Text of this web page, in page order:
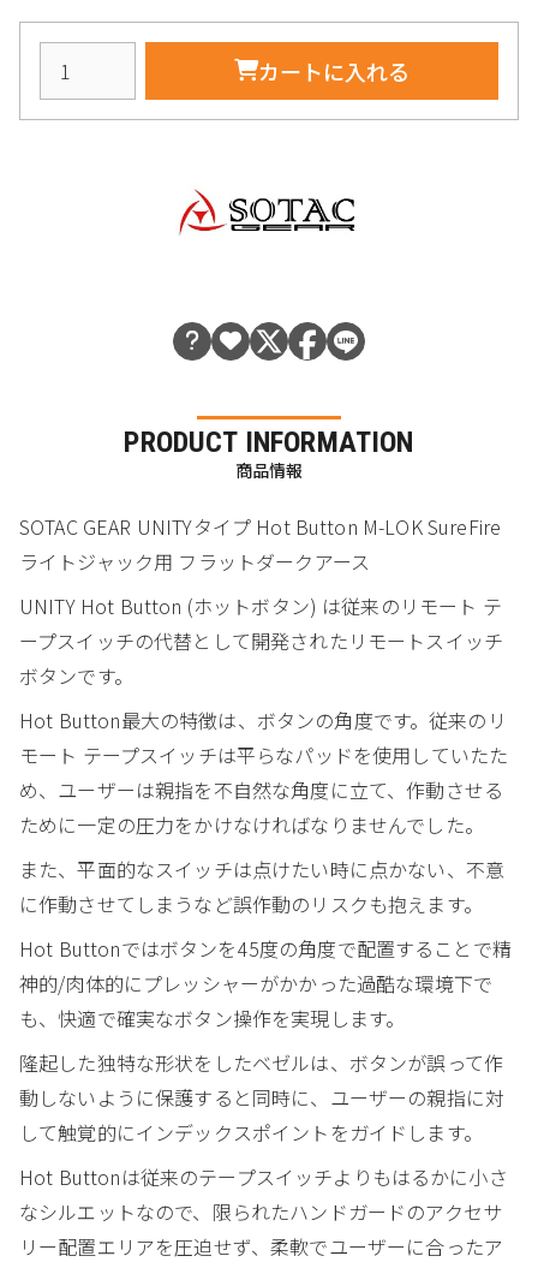
カートに入れる
PRODUCT INFORMATION
商品情報
SOTAC GEAR UNITYタイプ Hot Button M-LOK SureFire
ライトジャック用 フラットダークアース
UNITY Hot Button (ホットボタン) は従来のリモート テ
ープスイッチの代替として開発されたリモートスイッチ
ボタンです。
Hot Button最大の特徴は、ボタンの角度です。従来のリ
モート テープスイッチは平らなパッドを使用していたた
め、ユーザーは親指を不自然な角度に立て、作動させる
ために一定の圧力をかけなければなりませんでした。
また、平面的なスイッチは点けたい時に点かない、不意
に作動させてしまうなど誤作動のリスクも抱えます。
Hot Buttonではボタンを45度の角度で配置することで精
神的/肉体的にプレッシャーがかかった過酷な環境下で
も、快適で確実なボタン操作を実現します。
隆起した独特な形状をしたベゼルは、ボタンが誤って作
動しないように保護すると同時に、ユーザーの親指に対
して触覚的にインデックスポイントをガイドします。
Hot Buttonは従来のテープスイッチよりもはるかに小さ
なシルエットなので、限られたハンドガードのアクセサ
リー配置エリアを圧迫せず、柔軟でユーザーに合ったア